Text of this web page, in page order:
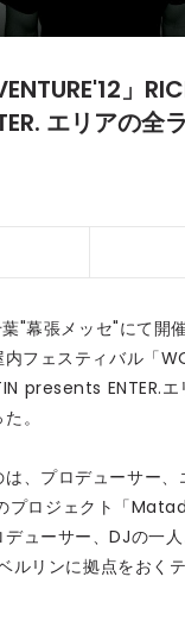
」
エリアの全
葉"幕張メッセ"にて開
フェスティバル「
presents ENTER.
。
、プロデューサー
ロジェクト「
デューサー、DJの一
ルリンに拠点をおく